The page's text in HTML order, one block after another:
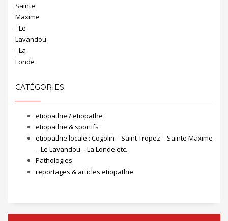
CATÉGORIES
etiopathie / etiopathe
etiopathie & sportifs
etiopathie locale : Cogolin – Saint Tropez – Sainte Maxime
– Le Lavandou – La Londe etc.
Pathologies
reportages & articles etiopathie